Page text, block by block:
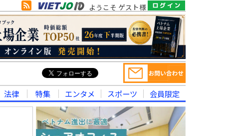
ようこそ ゲスト様
法律 特集 エンタメ スポーツ 会員限定